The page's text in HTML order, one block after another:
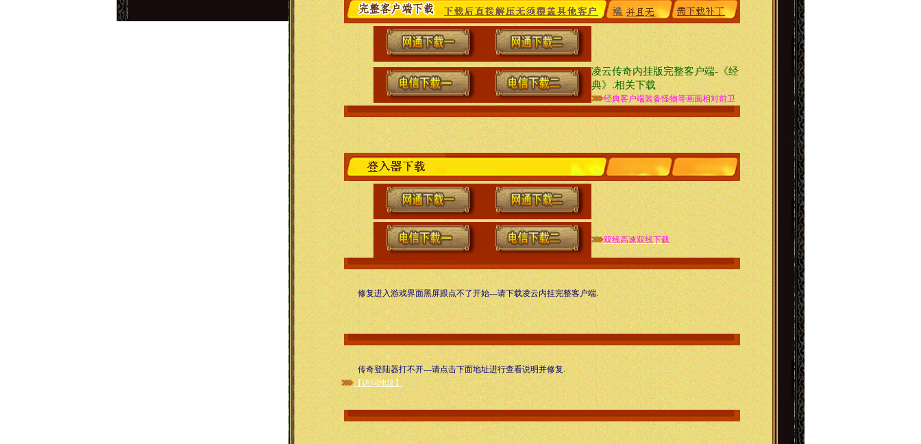
凌云传奇内挂版完整客户端-《经
典》.相关下载
经典客户端装备怪物等画面相对前卫
双线高速双线下载
修复进入游戏界面黑屏跟点不了开始---请下载凌云内挂完整客户端.
传奇登陆器打不开---请点击下面地址进行查看说明并修复.
【访问地址】